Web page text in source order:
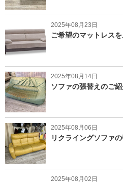
2025年08月23日
ご希望のマットレス
2025年08月14日
ソファの張替えのご
2025年08月06日
リクライングソファ
2025年08月02日